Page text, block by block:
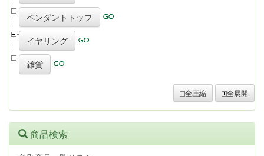
ペンダントトップ
イヤリング
雑貨
全圧縮 全展開
商品検索